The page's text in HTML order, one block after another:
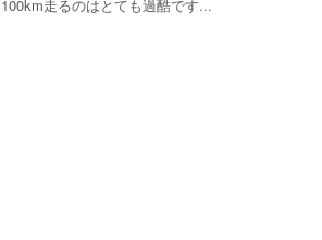
100km走るのはとても過酷です...